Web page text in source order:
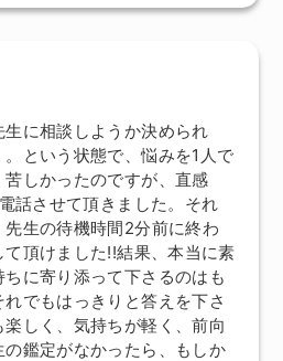
に相談しようか決められ
という状態で、悩みを1人で
しかったのですが、直感
話させて頂きました。それ
生の待機時間2分前に終わ
頂けました!!結果、本当に素
に寄り添って下さるのはも
でもはっきりと答えを下さ
しく、気持ちが軽く、前向
鑑定がなかったら、もしか